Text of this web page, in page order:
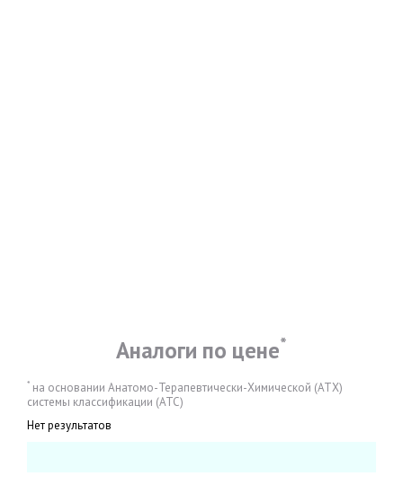
Аналоги по цене*
* на основании Анатомо-Терапевтически-Химической (АТХ)
системы классификации (АТС)
Нет результатов